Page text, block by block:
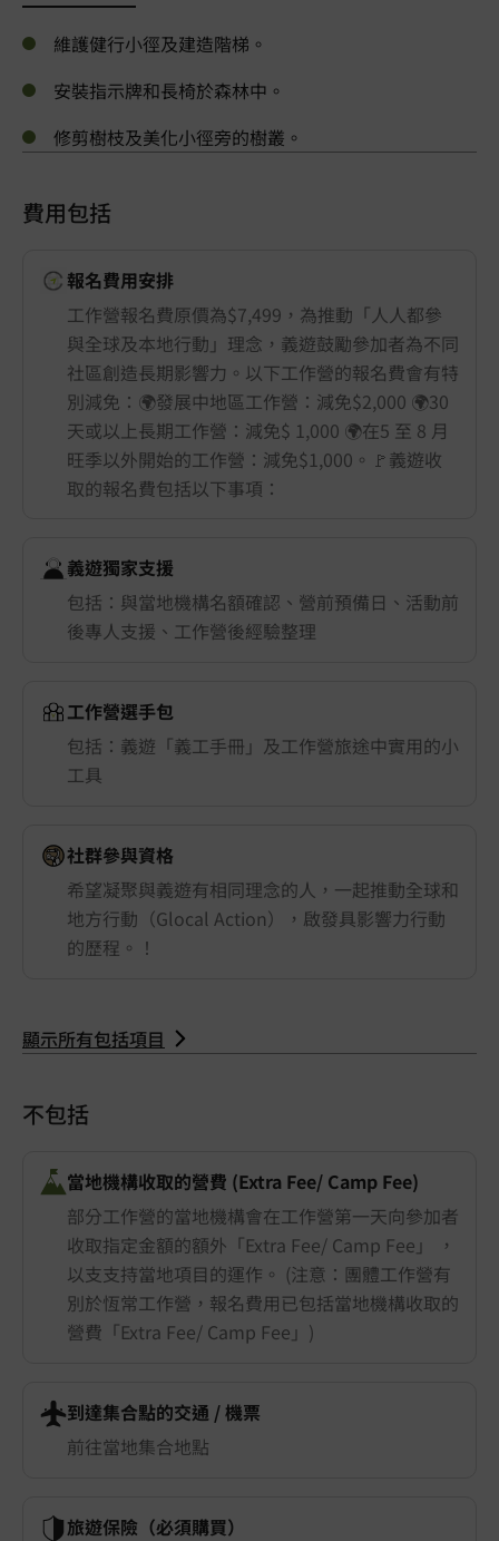
維護健行小徑及建造階梯。
安裝指示牌和長椅於森林中。
修剪樹枝及美化小徑旁的樹叢。
費用包括
報名費用安排
工作營報名費原價為$7,499，為推動「人人都參
與全球及本地行動」理念，義遊鼓勵參加者為不同
社區創造長期影響力。以下工作營的報名費會有特
別減免：🌍發展中地區工作營：減免$2,000 🌍30
天或以上長期工作營：減免$ 1,000 🌍在5 至 8 月
旺季以外開始的工作營：減免$1,000。🚩義遊收
取的報名費包括以下事項：
義遊獨家支援
包括：與當地機構名額確認、營前預備日、活動前
後專人支援、工作營後經驗整理
工作營選手包
包括：義遊「義工手冊」及工作營旅途中實用的小
工具
社群參與資格
希望凝聚與義遊有相同理念的人，一起推動全球和
地方行動（Glocal Action），啟發具影響力行動
的歷程。！
顯示所有包括項目
不包括
當地機構收取的營費 (Extra Fee/ Camp Fee)
部分工作營的當地機構會在工作營第一天向參加者
收取指定金額的額外「Extra Fee/ Camp Fee」 ，
以支支持當地項目的運作。 (注意：團體工作營有
別於恆常工作營，報名費用已包括當地機構收取的
營費「Extra Fee/ Camp Fee」)
到達集合點的交通 ​/ 機票
前往當地集合地點
旅遊保險（必須購買）